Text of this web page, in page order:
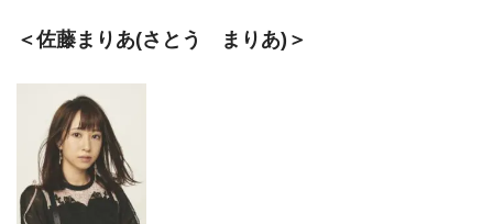
＜佐藤まりあ(さとう まりあ)＞